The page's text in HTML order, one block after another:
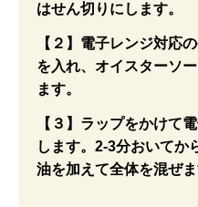
はせん切りにします。
【２】電子レンジ対応
を入れ、オイスターソ
ます。
【３】ラップをかけて
します。2-3分おいてか
油を加えて全体を混ぜま